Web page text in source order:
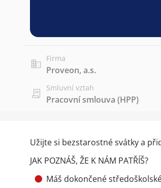
Firma
Proveon, a.s.
Smluvní vztah
Pracovní smlouva (HPP)
Užijte si bezstarostné svátky a
JAK POZNÁŠ, ŽE K NÁM PATŘÍŠ?
Máš dokončené